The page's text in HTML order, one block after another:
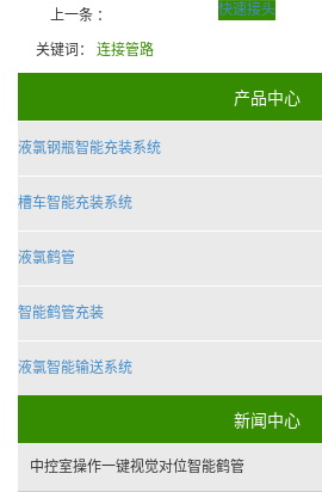
上一条 ： 快速接头
关键词： 连接管路
产品中心
液氯钢瓶智能充装系统
槽车智能充装系统
液氯鹤管
智能鹤管充装
液氯智能输送系统
新闻中心
中控室操作一键视觉对位智能鹤管